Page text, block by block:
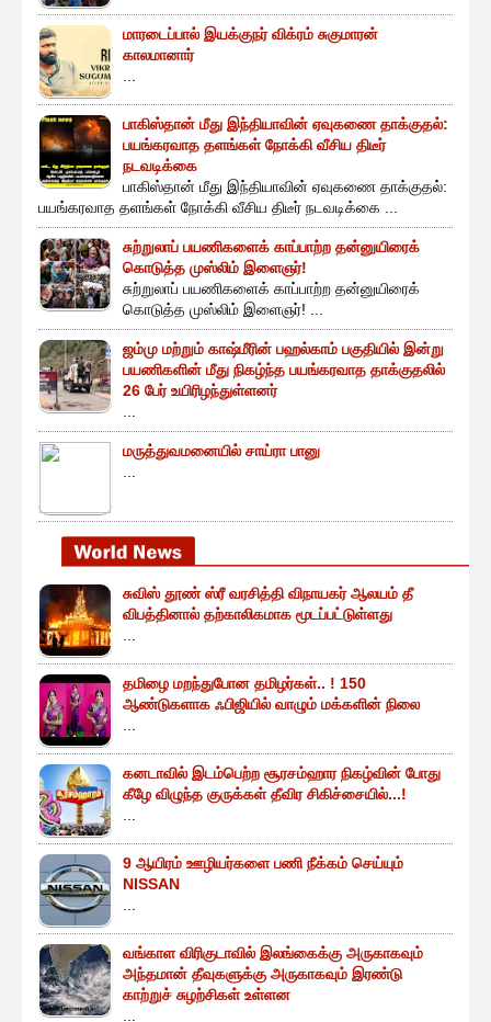
மாரடைப்பால் இயக்குநர் விக்ரம் சுகுமாரன்
காலமானார்
பாகிஸ்தான் மீது இந்தியாவின் ஏவுகணை தாக்குதல்:
பயங்கரவாத தளங்கள் நோக்கி வீசிய திடீர்
நடவடிக்கை
பாகிஸ்தான் மீது இந்தியாவின் ஏவுகணை தாக்குதல்:
பயங்கரவாத தளங்கள் நோக்கி வீசிய திடீர் நடவடிக்கை ...
சுற்றுலாப் பயணிகளைக் காப்பாற்ற தன்னுயிரைக்
கொடுத்த முஸ்லிம் இளைஞர்!
சுற்றுலாப் பயணிகளைக் காப்பாற்ற தன்னுயிரைக்
கொடுத்த முஸ்லிம் இளைஞர்! ...
ஜம்மு மற்றும் காஷ்மீரின் பஹல்காம் பகுதியில் இன்று
பயணிகளின் மீது நிகழ்ந்த பயங்கரவாத தாக்குதலில்
26 பேர் உயிரிழந்துள்ளனர்
மருத்துவமனையில் சாய்ரா பானு
சுவிஸ் தூண் ஸ்ரீ வரசித்தி விநாயகர் ஆலயம் தீ
விபத்தினால் தற்காலிகமாக மூடப்பட்டுள்ளது
தமிழை மறந்துபோன தமிழர்கள்.. ! 150
ஆண்டுகளாக ஃபிஜியில் வாழும் மக்களின் நிலை
கனடாவில் இடம்பெற்ற சூரசம்ஹார நிகழ்வின் போது
கீழே விழுந்த குருக்கள் தீவிர சிகிச்சையில்...!
9 ஆயிரம் ஊழியர்களை பணி நீக்கம் செய்யும்
NISSAN
வங்காள விரிகுடாவில் இலங்கைக்கு அருகாகவும்
அந்தமான் தீவுகளுக்கு அருகாகவும் இரண்டு
காற்றுச் சுழற்சிகள் உள்ளன